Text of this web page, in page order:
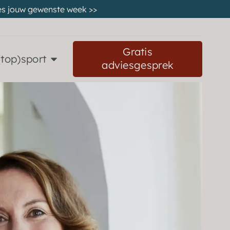
jouw gewenste week >>
Gratis
adviesgesprek